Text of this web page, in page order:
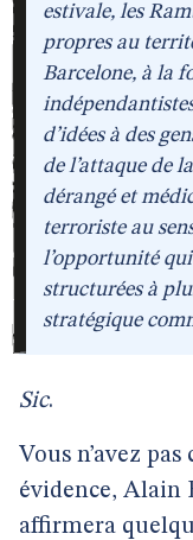
estivale, les
propres au
Barcelone, à la
d’idées à des
de l’attaque de
dérangé et
terroriste au
l’opportunité
structurées à
stratégique
Sic.
Vous n’avez
évidence, Alain
affirmera